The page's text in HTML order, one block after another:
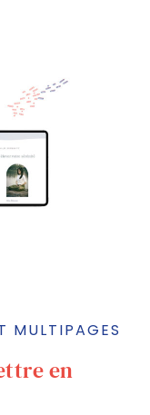
MULTIPAGES
en